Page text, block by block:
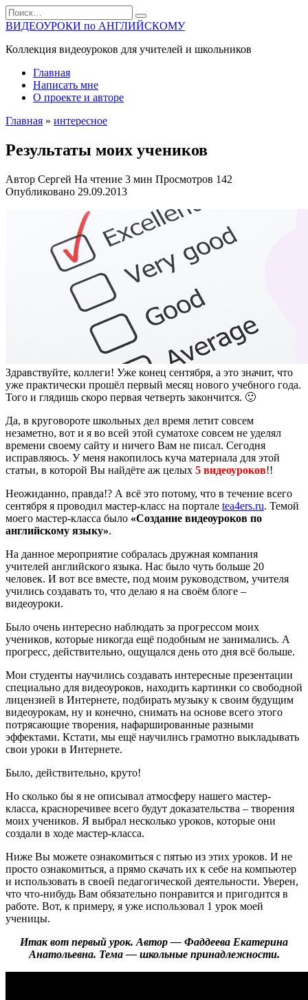
Перейти
к
содержанию
Search
for:
ВИДЕОУРОКИ по АНГЛИЙСКОМУ
Коллекция видеоуроков для учителей и школьников
Главная
Написать мне
О проекте и авторе
Главная » интересное
Результаты моих учеников
Автор Сергей На чтение 3 мин Просмотров 142
Опубликовано 29.09.2013
Здравствуйте, коллеги! Уже конец сентября, а это значит, что
уже практически прошёл первый месяц нового учебного года.
Того и глядишь скоро первая четверть закончится. 🙂
Да, в круговороте школьных дел время летит совсем
незаметно, вот и я во всей этой суматохе совсем не уделял
времени своему сайту и ничего Вам не писал. Сегодня
исправляюсь. У меня накопилось куча материала для этой
статьи, в которой Вы найдёте аж целых 5 видеоуроков!!
Неожиданно, правда!? А всё это потому, что в течение всего
сентября я проводил мастер-класс на портале tea4ers.ru. Темой
моего мастер-класса было «Создание видеоуроков по
английскому языку».
На данное мероприятие собралась дружная компания
учителей английского языка. Нас было чуть больше 20
человек. И вот все вместе, под моим руководством, учителя
учились создавать то, что делаю я на своём блоге –
видеоуроки.
Было очень интересно наблюдать за прогрессом моих
учеников, которые никогда ещё подобным не занимались. А
прогресс, действительно, ощущался день ото дня всё больше.
Мои студенты научились создавать интересные презентации
специально для видеоуроков, находить картинки со свободной
лицензией в Интернете, подбирать музыку к своим будущим
видеоурокам, ну и конечно, снимать на основе всего этого
потрясающие творения, нафаршированные разными
эффектами. Кстати, мы ещё научились грамотно выкладывать
свои уроки в Интернете.
Было, действительно, круто!
Но сколько бы я не описывал атмосферу нашего мастер-
класса, красноречивее всего будут доказательства – творения
моих учеников. Я выбрал несколько уроков, которые они
создали в ходе мастер-класса.
Ниже Вы можете ознакомиться с пятью из этих уроков. И не
просто ознакомиться, а прямо скачать их к себе на компьютер
и использовать в своей педагогической деятельности. Уверен,
что что-нибудь Вам обязательно понравится и пригодится в
работе. Вот, к примеру, я уже использовал 1 урок моей
ученицы.
Итак вот первый урок. Автор — Фаддеева Екатерина
Анатольевна. Тема — школьные принадлежности.